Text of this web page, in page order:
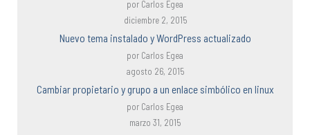
por Carlos Egea
diciembre 2, 2015
Nuevo tema instalado y WordPress actualizado
por Carlos Egea
agosto 26, 2015
Cambiar propietario y grupo a un enlace simbólico en linux
por Carlos Egea
marzo 31, 2015